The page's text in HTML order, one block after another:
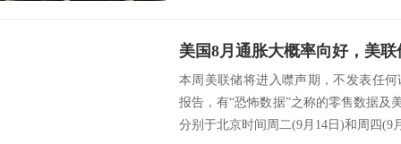
美国8月通胀大概率向好，美
本周美联储将进入噤声期，不发表任
报告，有“恐怖数据”之称的零售数据及
分别于北京时间周二(9月14日)和周四(9